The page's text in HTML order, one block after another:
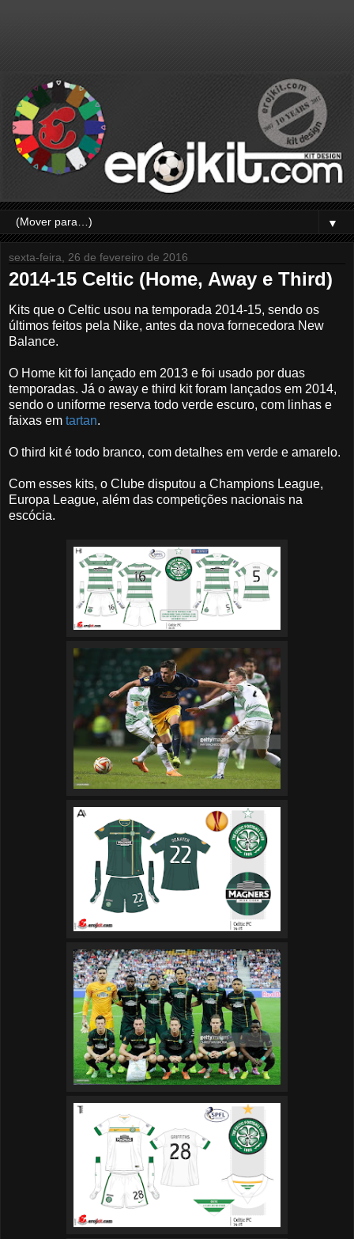
▼
sexta-feira, 26 de fevereiro de 2016
2014-15 Celtic (Home, Away e Third)
Kits que o Celtic usou na temporada 2014-15, sendo os
últimos feitos pela Nike, antes da nova fornecedora New
Balance.
O Home kit foi lançado em 2013 e foi usado por duas
temporadas. Já o away e third kit foram lançados em 2014,
sendo o uniforme reserva todo verde escuro, com linhas e
faixas em tartan.
O third kit é todo branco, com detalhes em verde e amarelo.
Com esses kits, o Clube disputou a Champions League,
Europa League, além das competições nacionais na
escócia.